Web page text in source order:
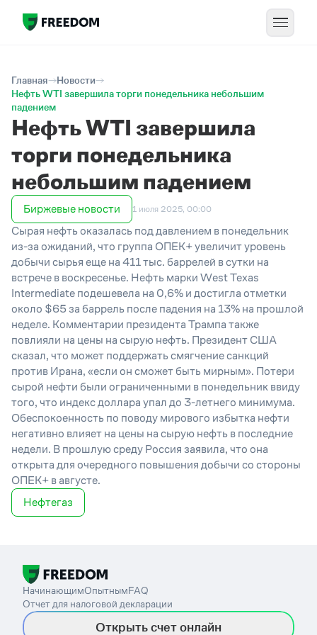
Главная
Новости
Нефть WTI завершила торги понедельника небольшим
падением
Нефть WTI завершила
торги понедельника
небольшим падением
Биржевые новости 1 июля 2025, 00:00
Сырая нефть оказалась под давлением в понедельник
из-за ожиданий, что группа ОПЕК+ увеличит уровень
добычи сырья еще на 411 тыс. баррелей в сутки на
встрече в воскресенье. Нефть марки West Texas
Intermediate подешевела на 0,6% и достигла отметки
около $65 за баррель после падения на 13% на прошлой
неделе. Комментарии президента Трампа также
повлияли на цены на сырую нефть. Президент США
сказал, что может поддержать смягчение санкций
против Ирана, «если он сможет быть мирным». Потери
сырой нефти были ограниченными в понедельник ввиду
того, что индекс доллара упал до 3-летнего минимума.
Обеспокоенность по поводу мирового избытка нефти
негативно влияет на цены на сырую нефть в последние
недели. В прошлую среду Россия заявила, что она
открыта для очередного повышения добычи со стороны
ОПЕК+ в августе.
Нефтегаз
НачинающимОпытнымFAQ
Отчет для налоговой декларации
Открыть счет онлайн